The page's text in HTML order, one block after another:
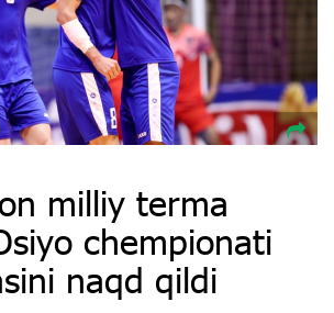
milliy terma
chempionati
naqd qildi